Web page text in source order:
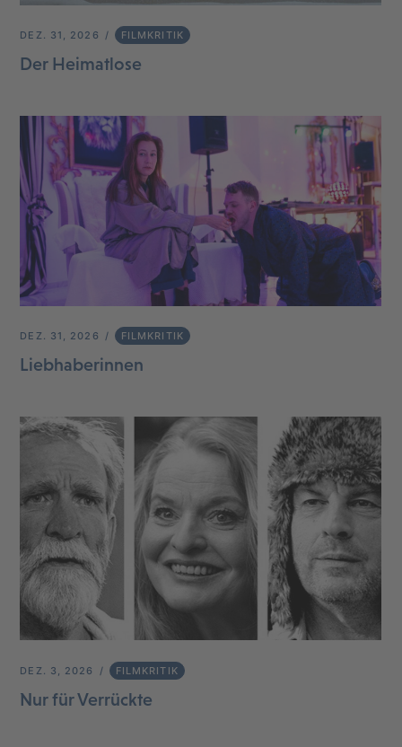
DEZ. 31, 2026 FILMKRITIK
Der Heimatlose
DEZ. 31, 2026 FILMKRITIK
Liebhaberinnen
DEZ. 3, 2026 FILMKRITIK
Nur für Verrückte